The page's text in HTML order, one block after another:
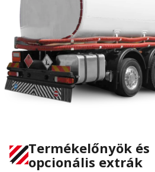
Termékelőnyök és
opcionális extrák